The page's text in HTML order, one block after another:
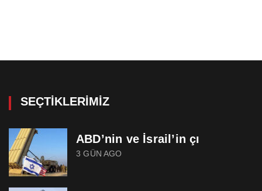
SEÇTIKLERIMIZ
ABD’nin ve İsrail’in çı
3 GÜN AGO